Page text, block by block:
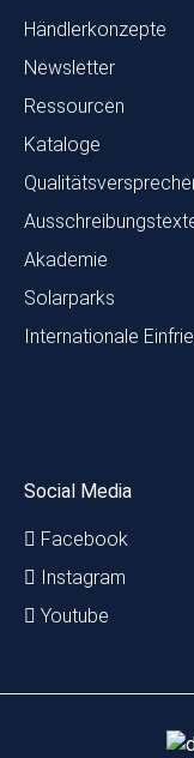
Händlerkonzepte
Newsletter
Ressourcen
Kataloge
Akademie
Solarparks
Internationale
Social Media
Facebook
Instagram
Youtube